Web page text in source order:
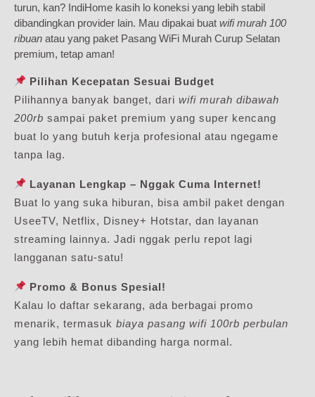
turun, kan? IndiHome kasih lo koneksi yang lebih stabil
dibandingkan provider lain. Mau dipakai buat wifi murah 100
ribuan atau yang paket Pasang WiFi Murah Curup Selatan
premium, tetap aman!
Pilihan Kecepatan Sesuai Budget
Pilihannya banyak banget, dari wifi murah dibawah
200rb sampai paket premium yang super kencang
buat lo yang butuh kerja profesional atau ngegame
tanpa lag.
Layanan Lengkap – Nggak Cuma Internet!
Buat lo yang suka hiburan, bisa ambil paket dengan
UseeTV, Netflix, Disney+ Hotstar, dan layanan
streaming lainnya. Jadi nggak perlu repot lagi
langganan satu-satu!
Promo & Bonus Spesial!
Kalau lo daftar sekarang, ada berbagai promo
menarik, termasuk biaya pasang wifi 100rb perbulan
yang lebih hemat dibanding harga normal.